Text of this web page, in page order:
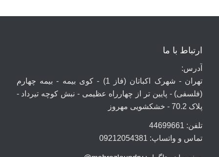
ارتباط با ما
آدرس:
تهران - شهرک اکباتان (فاز 1) - کوی بیمه - بیمه چهارم
(فلسفی) - پایین تر از چهارراه عظیمی - نبش کوچه تیرداد -
پلاک 70.2 - خشکشویی مهروز
تلفن: 44699661
تماس و واتساپ: 09212054381